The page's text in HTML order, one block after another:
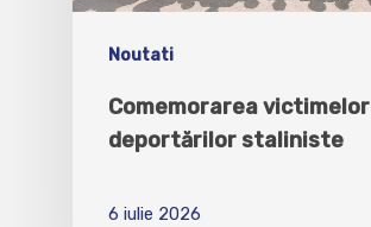
Noutati
Comemorarea victimelor
deportărilor staliniste
6 iulie 2026